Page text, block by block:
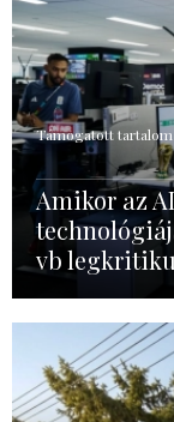
Támogatott tartalom
Amikor az
vb